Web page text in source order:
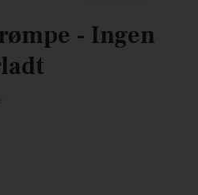
- Ingen